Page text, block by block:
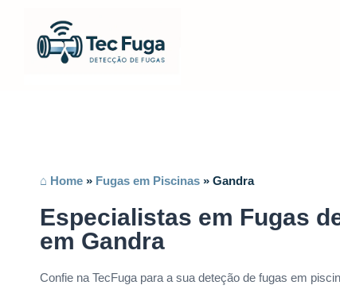
⌂ Home » Fugas em Piscinas » Gandra
Especialistas em Fugas
em Gandra
Confie na TecFuga para a sua deteção de fugas em